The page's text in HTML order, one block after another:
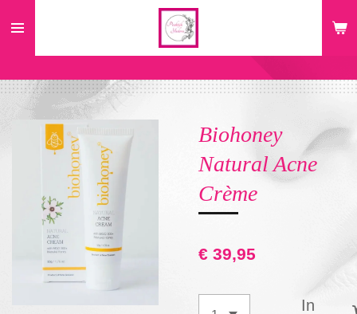
de
hoofdinhoud
Biohoney
Natural Acne
Crème
€ 39,95
In